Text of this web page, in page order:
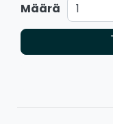
Määrä